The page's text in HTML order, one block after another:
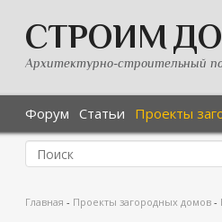
СТРОИМ
Архитектурно-строительный
Форум Статьи Проекты
Главная - Проекты загородных домов -